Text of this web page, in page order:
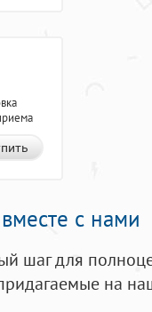
с нами
шаг для
на